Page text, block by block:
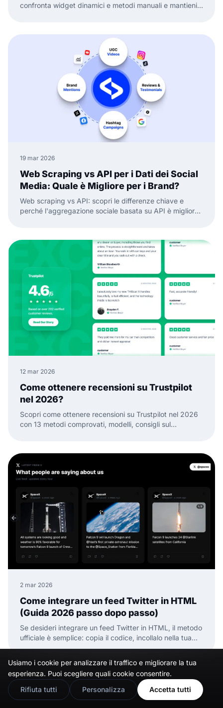
confronta widget dinamici e metodi manuali e mantieni
19 mar 2026
Web Scraping vs API per i Dati dei Social
Media: Quale è Migliore per i Brand?
Web scraping vs API: scopri le differenze chiave e
perché l'aggregazione sociale basata su API è migliore
12 mar 2026
Come ottenere recensioni su Trustpilot
nel 2026?
Scopri come ottenere recensioni su Trustpilot nel 2026
con 13 metodi comprovati, modelli, consigli sul
2 mar 2026
Come integrare un feed Twitter in HTML
(Guida 2026 passo dopo passo)
Se desideri integrare un feed Twitter in HTML, il metodo
ufficiale è semplice: copia il codice, incollalo nella tua
pagina HTML e il gioco è fatto.
Usiamo i cookie per analizzare il traffico e migliorare la tua
esperienza. Puoi scegliere quali cookie consentire.
Rifiuta tutti
Personalizza Accetta tutti
🇬🇧 Would you prefer this site in English?
View in English